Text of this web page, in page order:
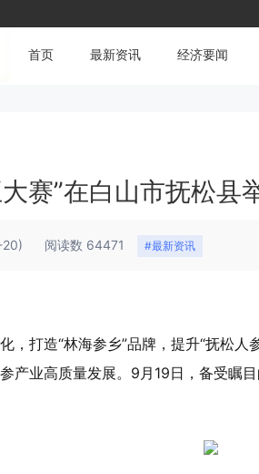
首页 最新资讯 经济要闻
赛”在白山市抚松县
阅读数 64471 #最新资讯
，打造“林海参乡”品牌，提升“抚松
产业高质量发展。9月19日，备受瞩目